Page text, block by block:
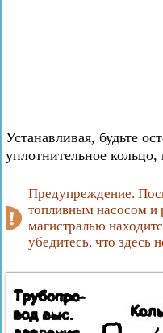
Устанавливая, будьте
уплотнительное
Предупреждение.
топливным насосом и
магистралью
убедитесь, что здесь